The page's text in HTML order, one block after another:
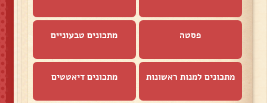
פסטה מתכונים טבעוניים
מתכונים למנות ראשונות מתכונים דיאטטים